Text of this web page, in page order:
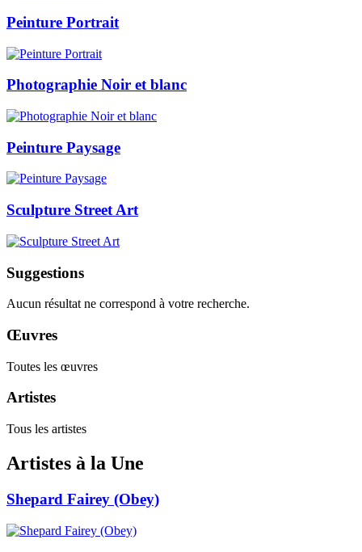
Peinture Portrait
Photographie Noir et blanc
Peinture Paysage
Sculpture Street Art
Suggestions
Aucun résultat ne correspond à votre recherche.
Œuvres
Toutes les œuvres
Artistes
Tous les artistes
Artistes à la Une
Shepard Fairey (Obey)